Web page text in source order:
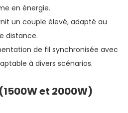
en énergie.
un couple élevé, adapté au
distance.
de fil synchronisée avec
à divers scénarios.
et 2000W)